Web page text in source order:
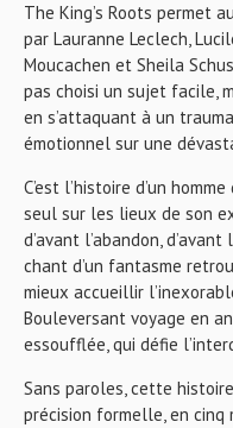
The King’s Roots permet
par Lauranne Leclech,
Moucachen et Sheila
pas choisi un sujet facile,
en s’attaquant à un
émotionnel sur une
C’est l’histoire d’un
seul sur les lieux de son
d’avant l’abandon,
chant d’un fantasme
mieux accueillir
Bouleversant voyage en
essoufflée, qui défie
Sans paroles, cette
précision formelle, en cinq